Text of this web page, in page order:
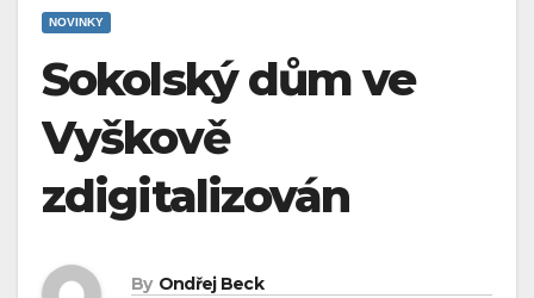
NOVINKY
Sokolský dům ve
Vyškově
zdigitalizován
By Ondřej Beck